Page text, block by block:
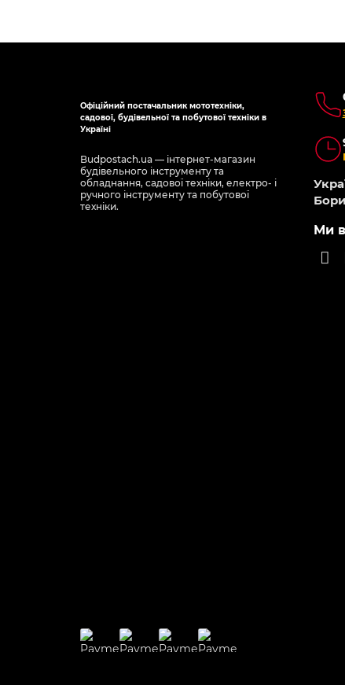
Офіційний постачальник мототехніки,
садової, будівельної та побутової техніки в
Україні
Budpostach.ua — інтернет-магазин
будівельного інструменту та
обладнання, садової техніки, електро- і
ручного інструменту та побутової
техніки.
Ми